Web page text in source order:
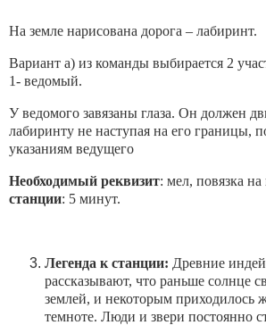
На земле нарисована дорога – лабиринт.
Вариант а) из команды выбирается 2
1- ведомый.
У ведомого завязаны глаза. Он должен
лабиринту не наступая на его границы,
указаниям ведущего
Необходимый реквизит: мел, повязка на
станции: 5 минут.
Легенда к станции: Древние
рассказывают, что раньше солнце
землей, и некоторым приходилось
темноте. Люди и звери постоянно